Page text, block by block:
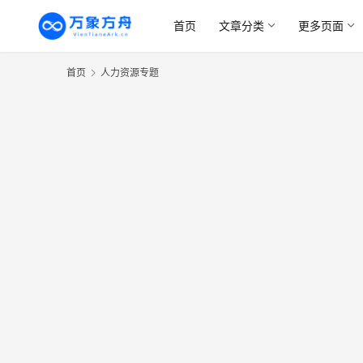
首页 文章分类 更多页面
首页 人力资源专题